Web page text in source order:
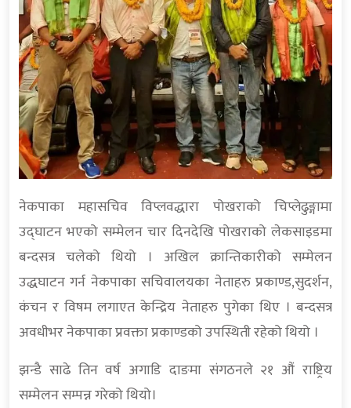
नेकपाका महासचिव विप्लवद्धारा पोखराको चिप्लेढुङ्गामा
उद्घाटन भएको सम्मेलन चार दिनदेखि पोखराको लेकसाइडमा
बन्दसत्र चलेको थियो । अखिल क्रान्तिकारीको सम्मेलन
उद्धघाटन गर्न नेकपाका सचिवालयका नेताहरु प्रकाण्ड,सुदर्शन,
कंचन र विषम लगाएत केन्द्रिय नेताहरु पुगेका थिए । बन्दसत्र
अवधीभर नेकपाका प्रवक्ता प्रकाण्डको उपस्थिती रहेको थियो ।
झन्डै साढे तिन वर्ष अगाडि दाङमा संगठनले २१ औं राष्ट्रिय
सम्मेलन सम्पन्न गरेको थियो।